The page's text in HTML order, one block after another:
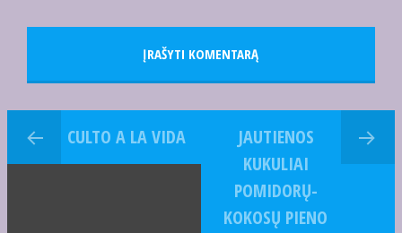
CULTO A LA VIDA
JAUTIENOS
KUKULIAI
POMIDORŲ-
KOKOSŲ PIENO